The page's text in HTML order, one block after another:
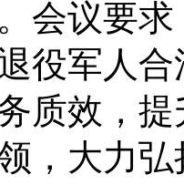
会议要
役军人
质效，
，大力